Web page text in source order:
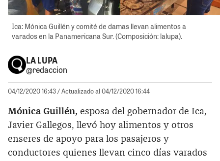
Ica: Mónica Guillén y comité de damas llevan alimentos a
varados en la Panamericana Sur. (Composición: lalupa).
LA LUPA
@redaccion
04/12/2020 16:43/ Actualizado al 04/12/2020 16:44
Mónica Guillén, esposa del gobernador de Ica,
Javier Gallegos, llevó hoy alimentos y otros
enseres de apoyo para los pasajeros y
conductores quienes llevan cinco días varados